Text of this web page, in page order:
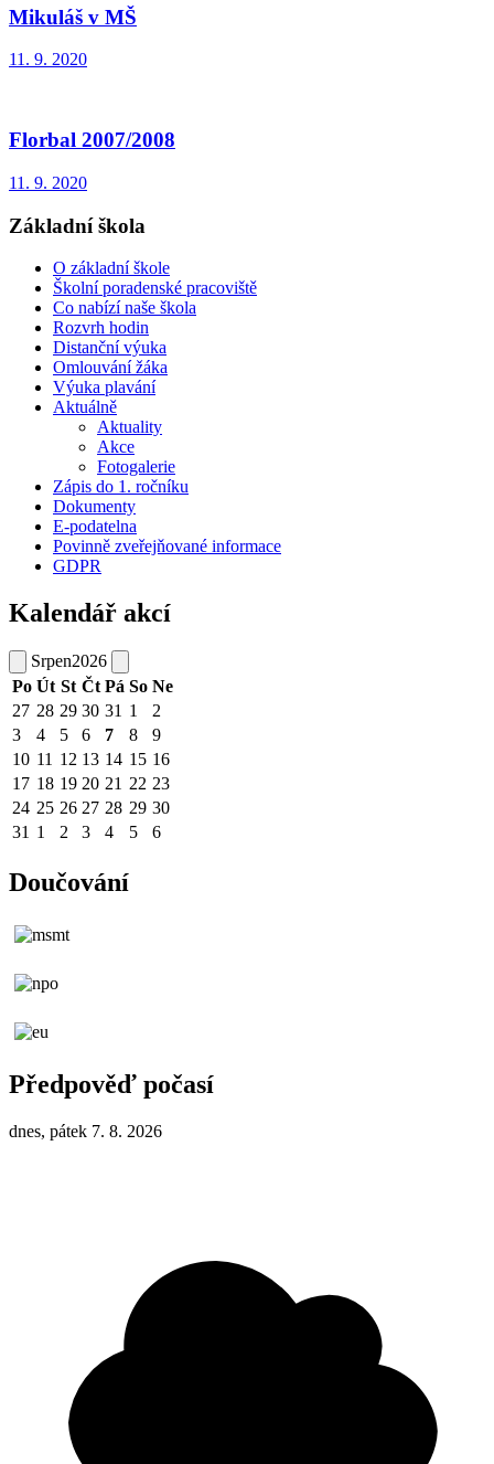
Mikuláš v MŠ
11. 9. 2020
Florbal 2007/2008
11. 9. 2020
Základní škola
O základní škole
Školní poradenské pracoviště
Co nabízí naše škola
Rozvrh hodin
Distanční výuka
Omlouvání žáka
Výuka plavání
Aktuálně
Aktuality
Akce
Fotogalerie
Zápis do 1. ročníku
Dokumenty
E-podatelna
Povinně zveřejňované informace
GDPR
Kalendář akcí
Srpen2026
Po Út St Čt Pá So Ne
27 28 29 30 31 1
2
3
4 5 6 7 8
9
10 11 12 13 14 15 16
17 18 19 20 21 22 23
24 25 26 27 28 29 30
31 1 2 3 4 5 6
Doučování
Předpověď počasí
dnes, pátek 7. 8. 2026